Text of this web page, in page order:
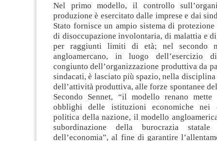
Nel primo modello, il controllo
produzione è esercitato dalle imprese e dai
Stato fornisce un ampio sistema di
di disoccupazione involontaria, di malattia e
per raggiunti limiti di età; nel secondo
angloamercano, in luogo dell’esercizio
congiunto dell’organizzazione produttiva da
sindacati, è lasciato più spazio, nella disciplina
dell’attività produttiva, alle forze spontanee
Secondo Sennet, “il modello renano
obblighi delle istituzioni economiche nei
politica della nazione, il modello
subordinazione della burocrazia
dell’economia”, al fine di garantire